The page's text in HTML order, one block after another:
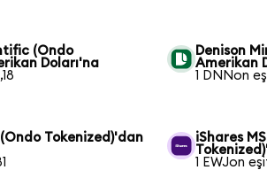
(Ondo
Doları'na
Denison
Amerikan
1 DNNon
Tokenized)'dan
iShares
1 EWJon